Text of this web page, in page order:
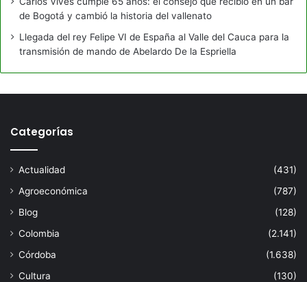
de Bogotá y cambió la historia del vallenato
Llegada del rey Felipe VI de España al Valle del Cauca para la
transmisión de mando de Abelardo De la Espriella
Categorías
Actualidad
(431)
Agroeconómica
(787)
Blog
(128)
Colombia
(2.141)
Córdoba
(1.638)
Cultura
(130)